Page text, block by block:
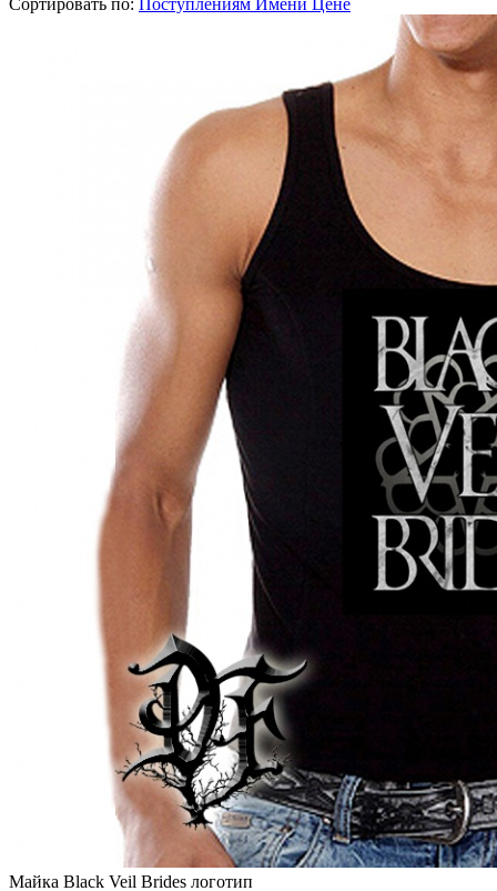
Сортировать по: Поступлениям Имени Цене
Майка Black Veil Brides логотип